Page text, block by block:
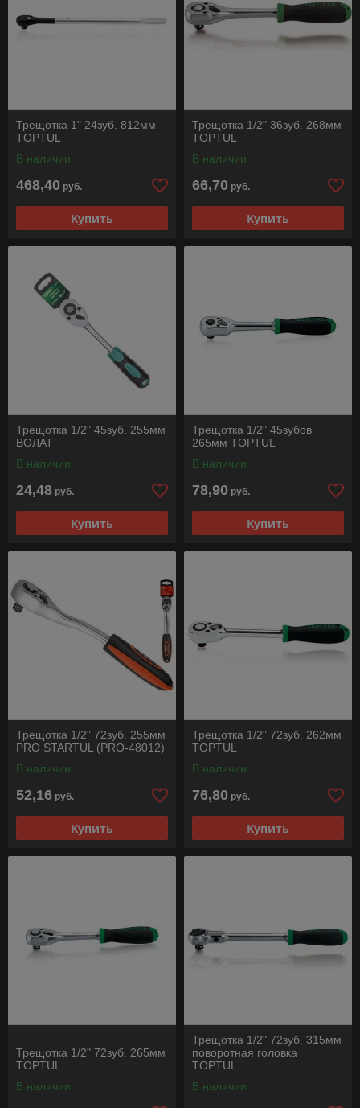
Трещотка 1" 24зуб. 812мм
TOPTUL
В наличии
468,40 руб.
Купить
Трещотка 1/2" 36зуб. 268мм
TOPTUL
В наличии
66,70 руб.
Купить
Трещотка 1/2" 45зуб. 255мм
ВОЛАТ
В наличии
24,48 руб.
Купить
Трещотка 1/2" 45зубов
265мм TOPTUL
В наличии
78,90 руб.
Купить
Трещотка 1/2" 72зуб. 255мм
PRO STARTUL (PRO-48012)
В наличии
52,16 руб.
Купить
Трещотка 1/2" 72зуб. 262мм
TOPTUL
В наличии
76,80 руб.
Купить
Трещотка 1/2" 72зуб. 265мм
TOPTUL
В наличии
Трещотка 1/2" 72зуб. 315мм
поворотная головка
TOPTUL
В наличии